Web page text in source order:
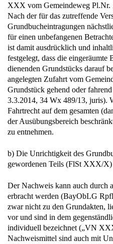
XXX vom Gemeindeweg
Nach der für das zutreffende
Grundbucheintragungen
für einen unbefangenen
ist damit ausdrücklich und
festgelegt, dass die
dienenden Grundstücks darauf
angelegten Zufahrt vom
Grundstück gehend oder
3.3.2014, 34 Wx 489/13, juris).
Fahrtrecht auf dem gesamten
der Ausübungsbereich
zu entnehmen.
b) Die Unrichtigkeit des
gewordenen Teils (FlSt XXX/X)
Der Nachweis kann auch durch
erbracht werden (BayObLG
zwar nicht zu den Grundakten,
vor und sind in dem
individuell bezeichnet („VN
Nachweismittel sind auch mit